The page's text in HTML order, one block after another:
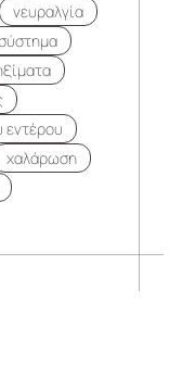
νευραλγία
εντέρου
χαλάρωση